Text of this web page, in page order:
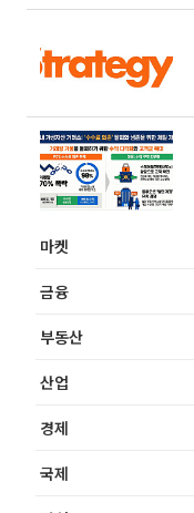
마켓
금융
부동산
산업
경제
국제